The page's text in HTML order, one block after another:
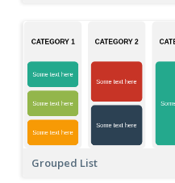
Grouped List